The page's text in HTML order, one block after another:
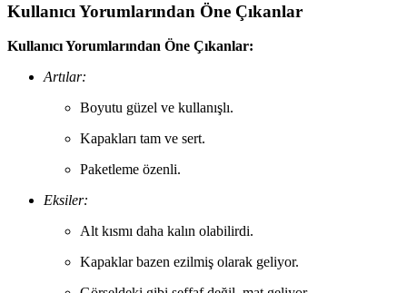
Kullanıcı Yorumlarından Öne Çıkanlar
Kullanıcı Yorumlarından Öne Çıkanlar:
Artılar:
Boyutu güzel ve kullanışlı.
Kapakları tam ve sert.
Paketleme özenli.
Eksiler:
Alt kısmı daha kalın olabilirdi.
Kapaklar bazen ezilmiş olarak geliyor.